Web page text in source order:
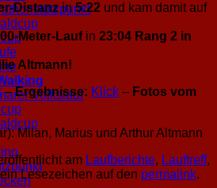
Volkslauf
Distanzin5:22 und kam damit auf
Meter-Laufin 23:04 Rang 2 in
Altmann!
–Ergebnisse: Klick – Fotos vom
Milan, Marius und Arthur Altmann
am Laufberichte, Lauftreff,
Lesezeichen auf den permalink.